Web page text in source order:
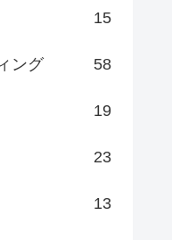
15
ング 58
19
23
13